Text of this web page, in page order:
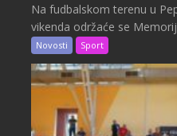
Na fudbalskom terenu u
vikenda održaće se
Novosti Sport